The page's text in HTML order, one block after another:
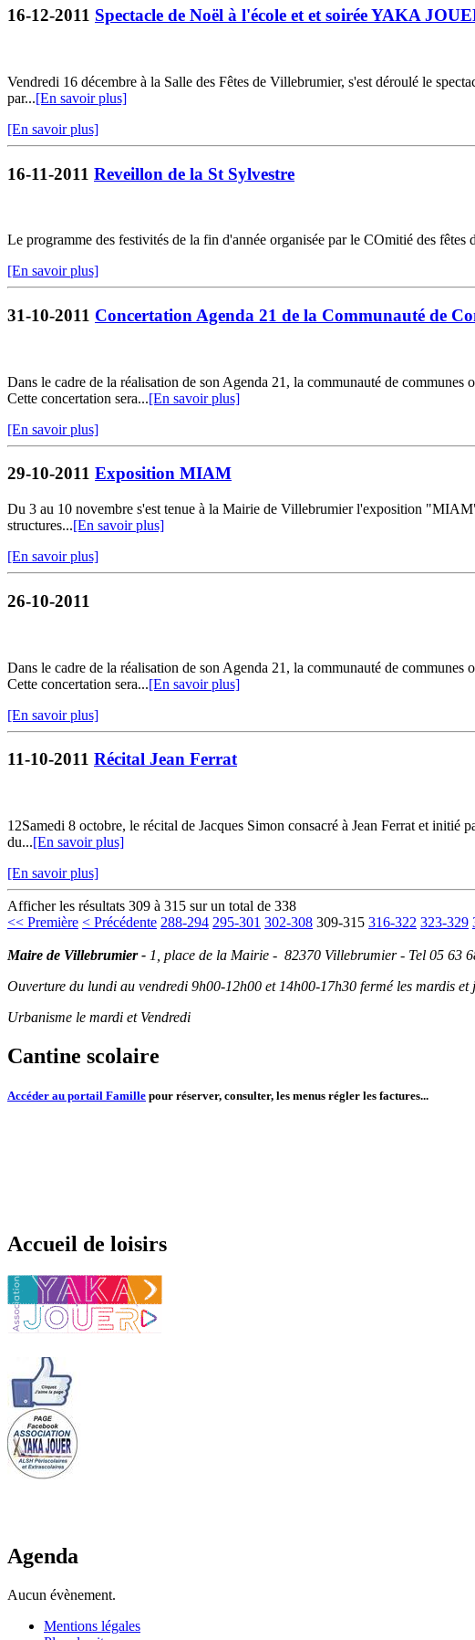
16-12-2011 Spectacle de Noël à l'école et et soirée YAKA
Vendredi 16 décembre à la Salle des Fêtes de Villebrumier, s'est déroulé le
par...[En savoir plus]
[En savoir plus]
16-11-2011 Reveillon de la St Sylvestre
Le programme des festivités de la fin d'année organisée par le COmitié des
[En savoir plus]
31-10-2011 Concertation Agenda 21 de la Communauté de
Dans le cadre de la réalisation de son Agenda 21, la communauté de
Cette concertation sera...[En savoir plus]
[En savoir plus]
29-10-2011 Exposition MIAM
Du 3 au 10 novembre s'est tenue à la Mairie de Villebrumier l'exposition
structures...[En savoir plus]
[En savoir plus]
26-10-2011
Dans le cadre de la réalisation de son Agenda 21, la communauté de
Cette concertation sera...[En savoir plus]
[En savoir plus]
11-10-2011 Récital Jean Ferrat
12Samedi 8 octobre, le récital de Jacques Simon consacré à Jean Ferrat et
du...[En savoir plus]
[En savoir plus]
Afficher les résultats 309 à 315 sur un total de 338
<< Première < Précédente 288-294 295-301 302-308 309-315 316-322 323-329
Maire de Villebrumier - 1, place de la Mairie - 82370 Villebrumier - Tel 05 63
Ouverture du lundi au vendredi 9h00-12h00 et 14h00-17h30 fermé les mardis et
Urbanisme le mardi et Vendredi
Cantine scolaire
Accéder au portail Famille pour réserver, consulter, les menus régler les factures...
Accueil de loisirs
Agenda
Aucun évènement.
Mentions légales